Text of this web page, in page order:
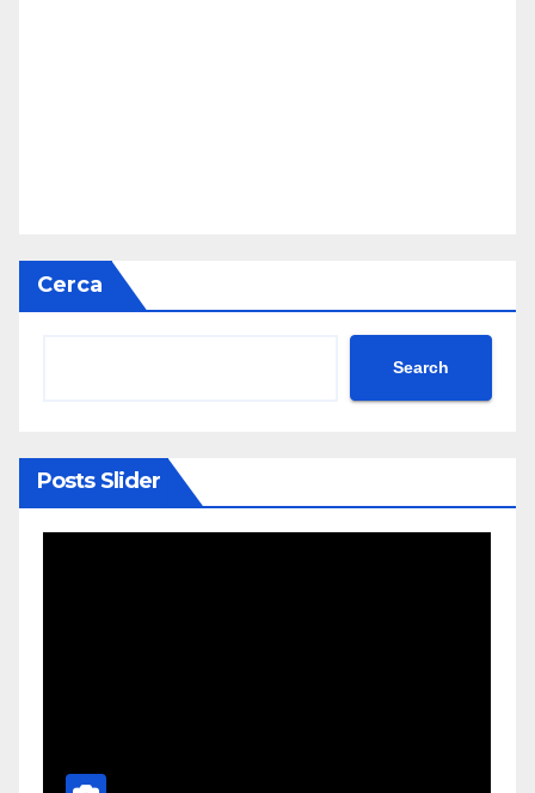
Cerca
Search
Posts Slider